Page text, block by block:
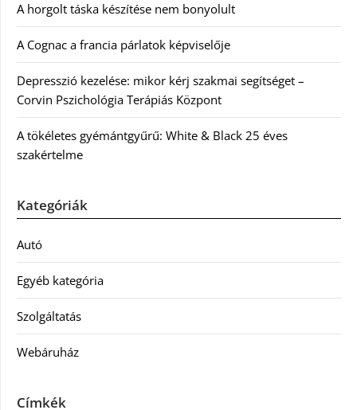
A horgolt táska készítése nem bonyolult
A Cognac a francia párlatok képviselője
Depresszió kezelése: mikor kérj szakmai segítséget –
Corvin Pszichológia Terápiás Központ
A tökéletes gyémántgyűrű: White & Black 25 éves
szakértelme
Kategóriák
Autó
Egyéb kategória
Szolgáltatás
Webáruház
Címkék